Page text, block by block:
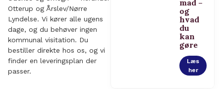
Otterup og Årslev/Nørre
Lyndelse. Vi kører alle ugens
dage, og du behøver ingen
kommunal visitation. Du
bestiller direkte hos os, og vi
finder en leveringsplan der
passer.
mad –
og
hvad
du
kan
gøre
Læs
her